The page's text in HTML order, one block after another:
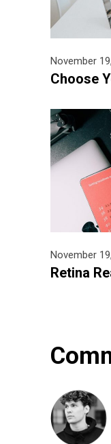
November
Choose
November
Retina